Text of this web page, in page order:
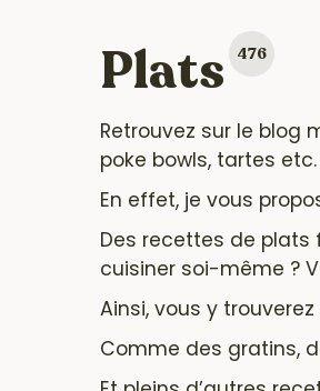
Plats 476
Retrouvez sur le blog
poke bowls, tartes etc.
En effet, je vous
Des recettes de plats
cuisiner soi-même ?
Ainsi, vous y
Comme des gratins,